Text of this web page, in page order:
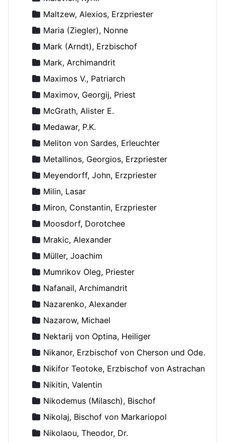
Maltzew, Alexios, Erzpriester
Maria (Ziegler), Nonne
Mark (Arndt), Erzbischof
Mark, Archimandrit
Maximos V., Patriarch
Maximov, Georgij, Priest
McGrath, Alister E.
Medawar, P.K.
Meliton von Sardes, Erleuchter
Metallinos, Georgios, Erzpriester
Meyendorff, John, Erzpriester
Milin, Lasar
Miron, Constantin, Erzpriester
Moosdorf, Dorotchee
Mrakic, Alexander
Müller, Joachim
Mumrikov Oleg, Priester
Nafanail, Archimandrit
Nazarenko, Alexander
Nazarow, Michael
Nektarij von Optina, Heiliger
Nikanor, Erzbischof von Cherson und Odessa
Nikifor Teotoke, Erzbischof von Astrachan
Nikitin, Valentin
Nikodemus (Milasch), Bischof
Nikolaj, Bischof von Markariopol
Nikolaou, Theodor, Dr.